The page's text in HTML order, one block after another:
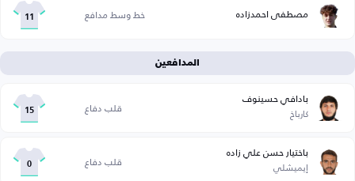
مصطفى احمدزاده خط وسط مدافع 11
المدافعين
بادافي حسينوف
كارباخ قلب دفاع 15
باختيار حسن علي زاده
إيميشلي قلب دفاع 0